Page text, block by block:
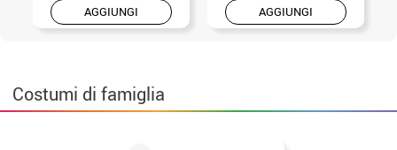
AGGIUNGI AGGIUNGI
Costumi di famiglia